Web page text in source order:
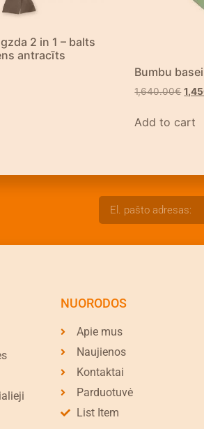
2 in 1 – balts
antracīts
Bumbu
1,640.00€
Add to cart
NUORODOS
Apie mus
Naujienos
Kontaktai
Parduotuvė
List Item